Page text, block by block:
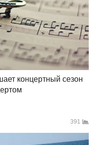
концертный сезон
391